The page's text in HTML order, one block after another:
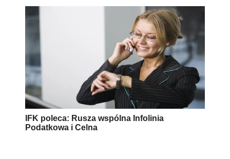
IFK poleca: Rusza wspólna Infolinia
Podatkowa i Celna